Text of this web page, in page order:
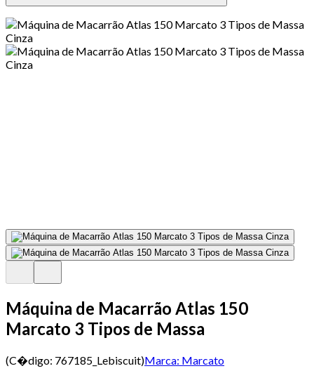
Máquina de Macarrão Atlas 150
Marcato 3 Tipos de Massa
(C�digo: 767185_Lebiscuit)Marca: Marcato